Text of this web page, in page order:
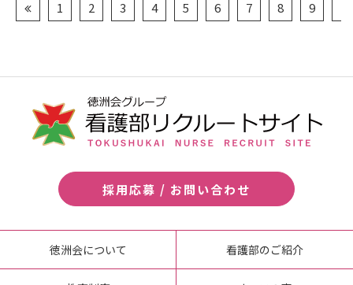
1 2 3 4 5 6 7 8 9
採用応募 / お問い合わせ
徳洲会について 看護部のご紹介